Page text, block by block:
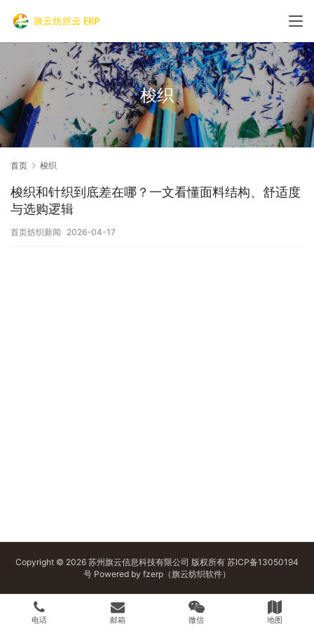
梭织
首页 梭织
梭织和针织到底差在哪？一文看懂面料结构、舒适度
与选购逻辑
首页纺织新闻 2026-04-17
Copyright © 2026 苏州旗云信息科技有限公司 版权所有 苏ICP备13050194
号 Powered by fzerp（旗云纺织软件）
电话 邮箱 微信 地图